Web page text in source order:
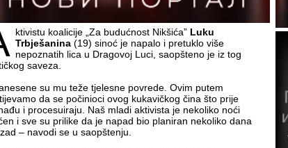
ktivistu koalicije „Za budućnost Nikšića” Luku
Trbješanina (19) sinoć je napalo i pretuklo više
nepoznatih lica u Dragovoj Luci, saopšteno je iz tog
saveza.
su mu teže tjelesne povrede. Ovim putem
da se počinioci ovog kukavičkog čina što prije
i procesuiraju. Naš mladi aktivista je nekoliko noći
i sve su prilike da je napad bio planiran nekoliko dana
– navodi se u saopštenju.